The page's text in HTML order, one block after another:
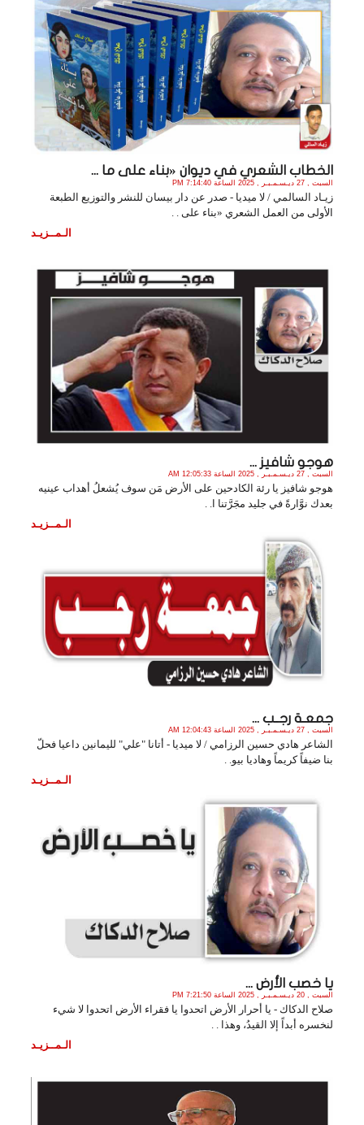
الخطاب الشعري في ديوان «بناء على ما ...
السبت , 27 ديـسـمـبـر , 2025 الساعة 7:14:40 PM
زيـاد السالمي / لا ميديا - صدر عن دار بيسان للنشر والتوزيع الطبعة
الأولى من العمل الشعري «بناء على . .
الـمــزيـد
هوجو شافيز ...
السبت , 27 ديـسـمـبـر , 2025 الساعة 12:05:33 AM
هوجو شافيز يا رئة الكادحين على الأرض مَن سوف يُشعلُ أهداب عينيه
بعدك نوَّارةً في جليد مجَرَّتنا ا. .
الـمــزيـد
جمعـة رجــب ...
السبت , 27 ديـسـمـبـر , 2025 الساعة 12:04:43 AM
الشاعر هادي حسين الرزامي / لا ميديا - أتانا "علي" لليمانين داعيا فحلّ
بنا ضيفاً كريماً وهاديا بيو. .
الـمــزيـد
يا خصب الأرض ...
السبت , 20 ديـسـمـبـر , 2025 الساعة 7:21:50 PM
صلاح الدكاك - ‏يا أحرار الأرض اتحدوا يا فقراء الأرض اتحدوا لا شيء
لنخسره أبداً إلا القيدُ، وهذا . .
الـمــزيـد